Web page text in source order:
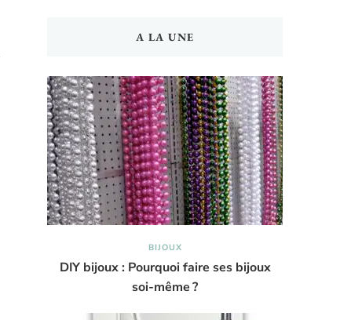
A LA UNE
BIJOUX
DIY bijoux : Pourquoi faire ses bijoux
soi-même ?